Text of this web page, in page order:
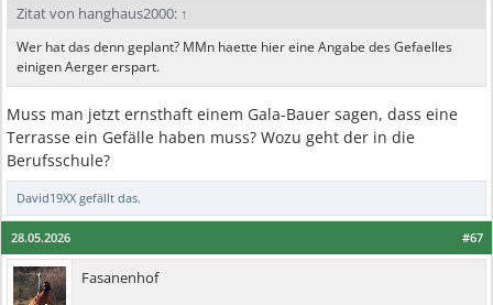
Zitat von hanghaus2000: ↑
Wer hat das denn geplant? MMn haette hier eine Angabe des Gefaelles
einigen Aerger erspart.
Muss man jetzt ernsthaft einem Gala-Bauer sagen, dass eine
Terrasse ein Gefälle haben muss? Wozu geht der in die
Berufsschule?
David19XX gefällt das.
#67
28.05.2026
Fasanenhof